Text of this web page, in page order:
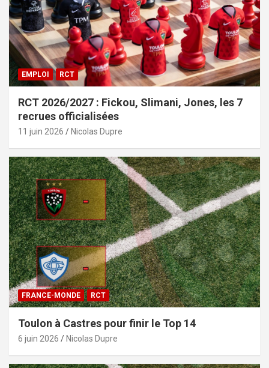
EMPLOI RCT
RCT 2026/2027 : Fickou, Slimani, Jones, les 7
recrues officialisées
11 juin 2026 Nicolas Dupre
FRANCE-MONDE RCT
Toulon à Castres pour finir le Top 14
6 juin 2026 Nicolas Dupre